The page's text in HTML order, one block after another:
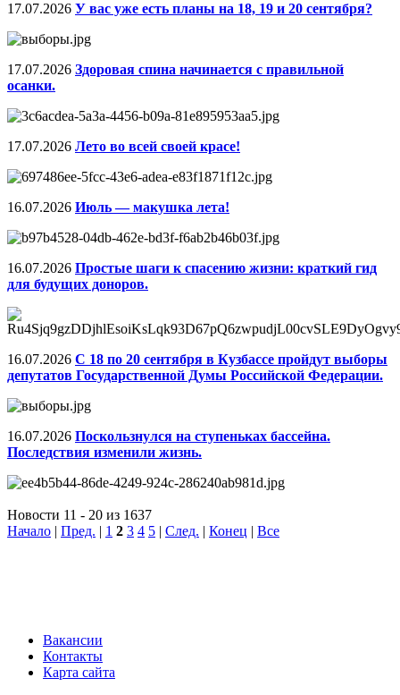
17.07.2026 У вас уже есть планы на 18, 19 и 20 сентября?
17.07.2026 Здоровая спина начинается с правильной
осанки.
17.07.2026 Лето во всей своей красе!
16.07.2026 Июль — макушка лета!
16.07.2026 Простые шаги к спасению жизни: краткий гид
для будущих доноров.
16.07.2026 С 18 по 20 сентября в Кузбассе пройдут выборы
депутатов Государственной Думы Российской Федерации.
16.07.2026 Поскользнулся на ступеньках бассейна.
Последствия изменили жизнь.
Новости 11 - 20 из 1637
Начало
Пред. 1 2 3 4 5 След. Конец Все
Вакансии
Контакты
Карта сайта